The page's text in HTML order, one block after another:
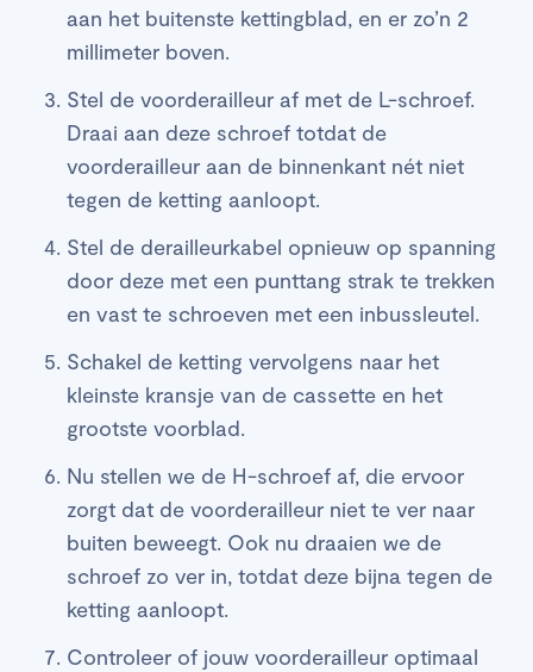
aan het buitenste kettingblad, en er zo’n 2
millimeter boven.
Stel de voorderailleur af met de L-schroef.
Draai aan deze schroef totdat de
voorderailleur aan de binnenkant nét niet
tegen de ketting aanloopt.
Stel de derailleurkabel opnieuw op spanning
door deze met een punttang strak te trekken
en vast te schroeven met een inbussleutel.
Schakel de ketting vervolgens naar het
kleinste kransje van de cassette en het
grootste voorblad.
Nu stellen we de H-schroef af, die ervoor
zorgt dat de voorderailleur niet te ver naar
buiten beweegt. Ook nu draaien we de
schroef zo ver in, totdat deze bijna tegen de
ketting aanloopt.
Controleer of jouw voorderailleur optimaal